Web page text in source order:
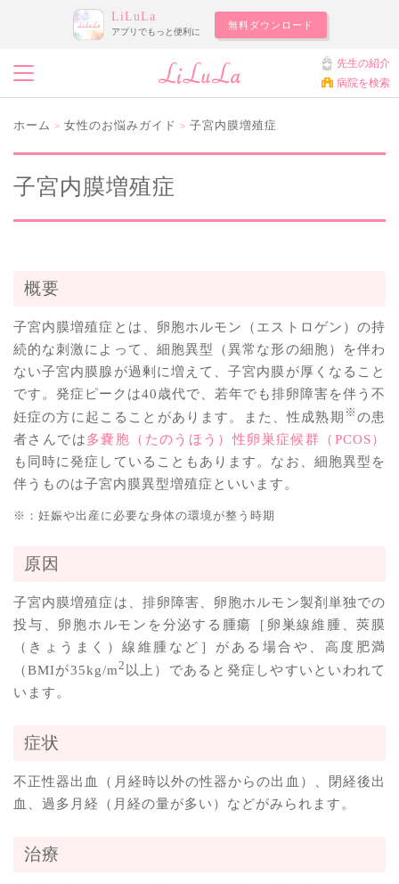
LiLuLa
アプリでもっと便利に
無料ダウンロード
先生の紹介
病院を検索
ホーム > 女性のお悩みガイド > 子宮内膜増殖症
子宮内膜増殖症
概要
子宮内膜増殖症とは、卵胞ホルモン（エストロゲン）の持
続的な刺激によって、細胞異型（異常な形の細胞）を伴わ
ない子宮内膜腺が過剰に増えて、子宮内膜が厚くなること
です。発症ピークは40歳代で、若年でも排卵障害を伴う不
妊症の方に起こることがあります。また、性成熟期 ※ の患
者さんでは多嚢胞（たのうほう）性卵巣症候群（PCOS）
も同時に発症していることもあります。なお、細胞異型を
伴うものは子宮内膜異型増殖症といいます。
※：妊娠や出産に必要な身体の環境が整う時期
原因
子宮内膜増殖症は、排卵障害、卵胞ホルモン製剤単独での
投与、卵胞ホルモンを分泌する腫瘍［卵巣線維腫、莢膜
（きょうまく）線維腫など］がある場合や、高度肥満
（BMIが35kg/m2 以上）であると発症しやすいといわれて
います。
症状
不正性器出血（月経時以外の性器からの出血）、閉経後出
血、過多月経（月経の量が多い）などがみられます。
治療